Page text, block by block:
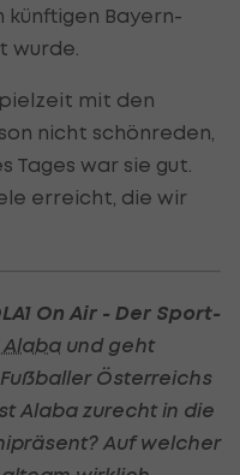
künftigen Bayern-
wurde.
mit den
nicht schönreden,
Tages war sie gut.
erreicht, die wir
On Air - Der Sport-
Alaba und geht
Österreichs
Alaba zurecht in die
Auf welcher